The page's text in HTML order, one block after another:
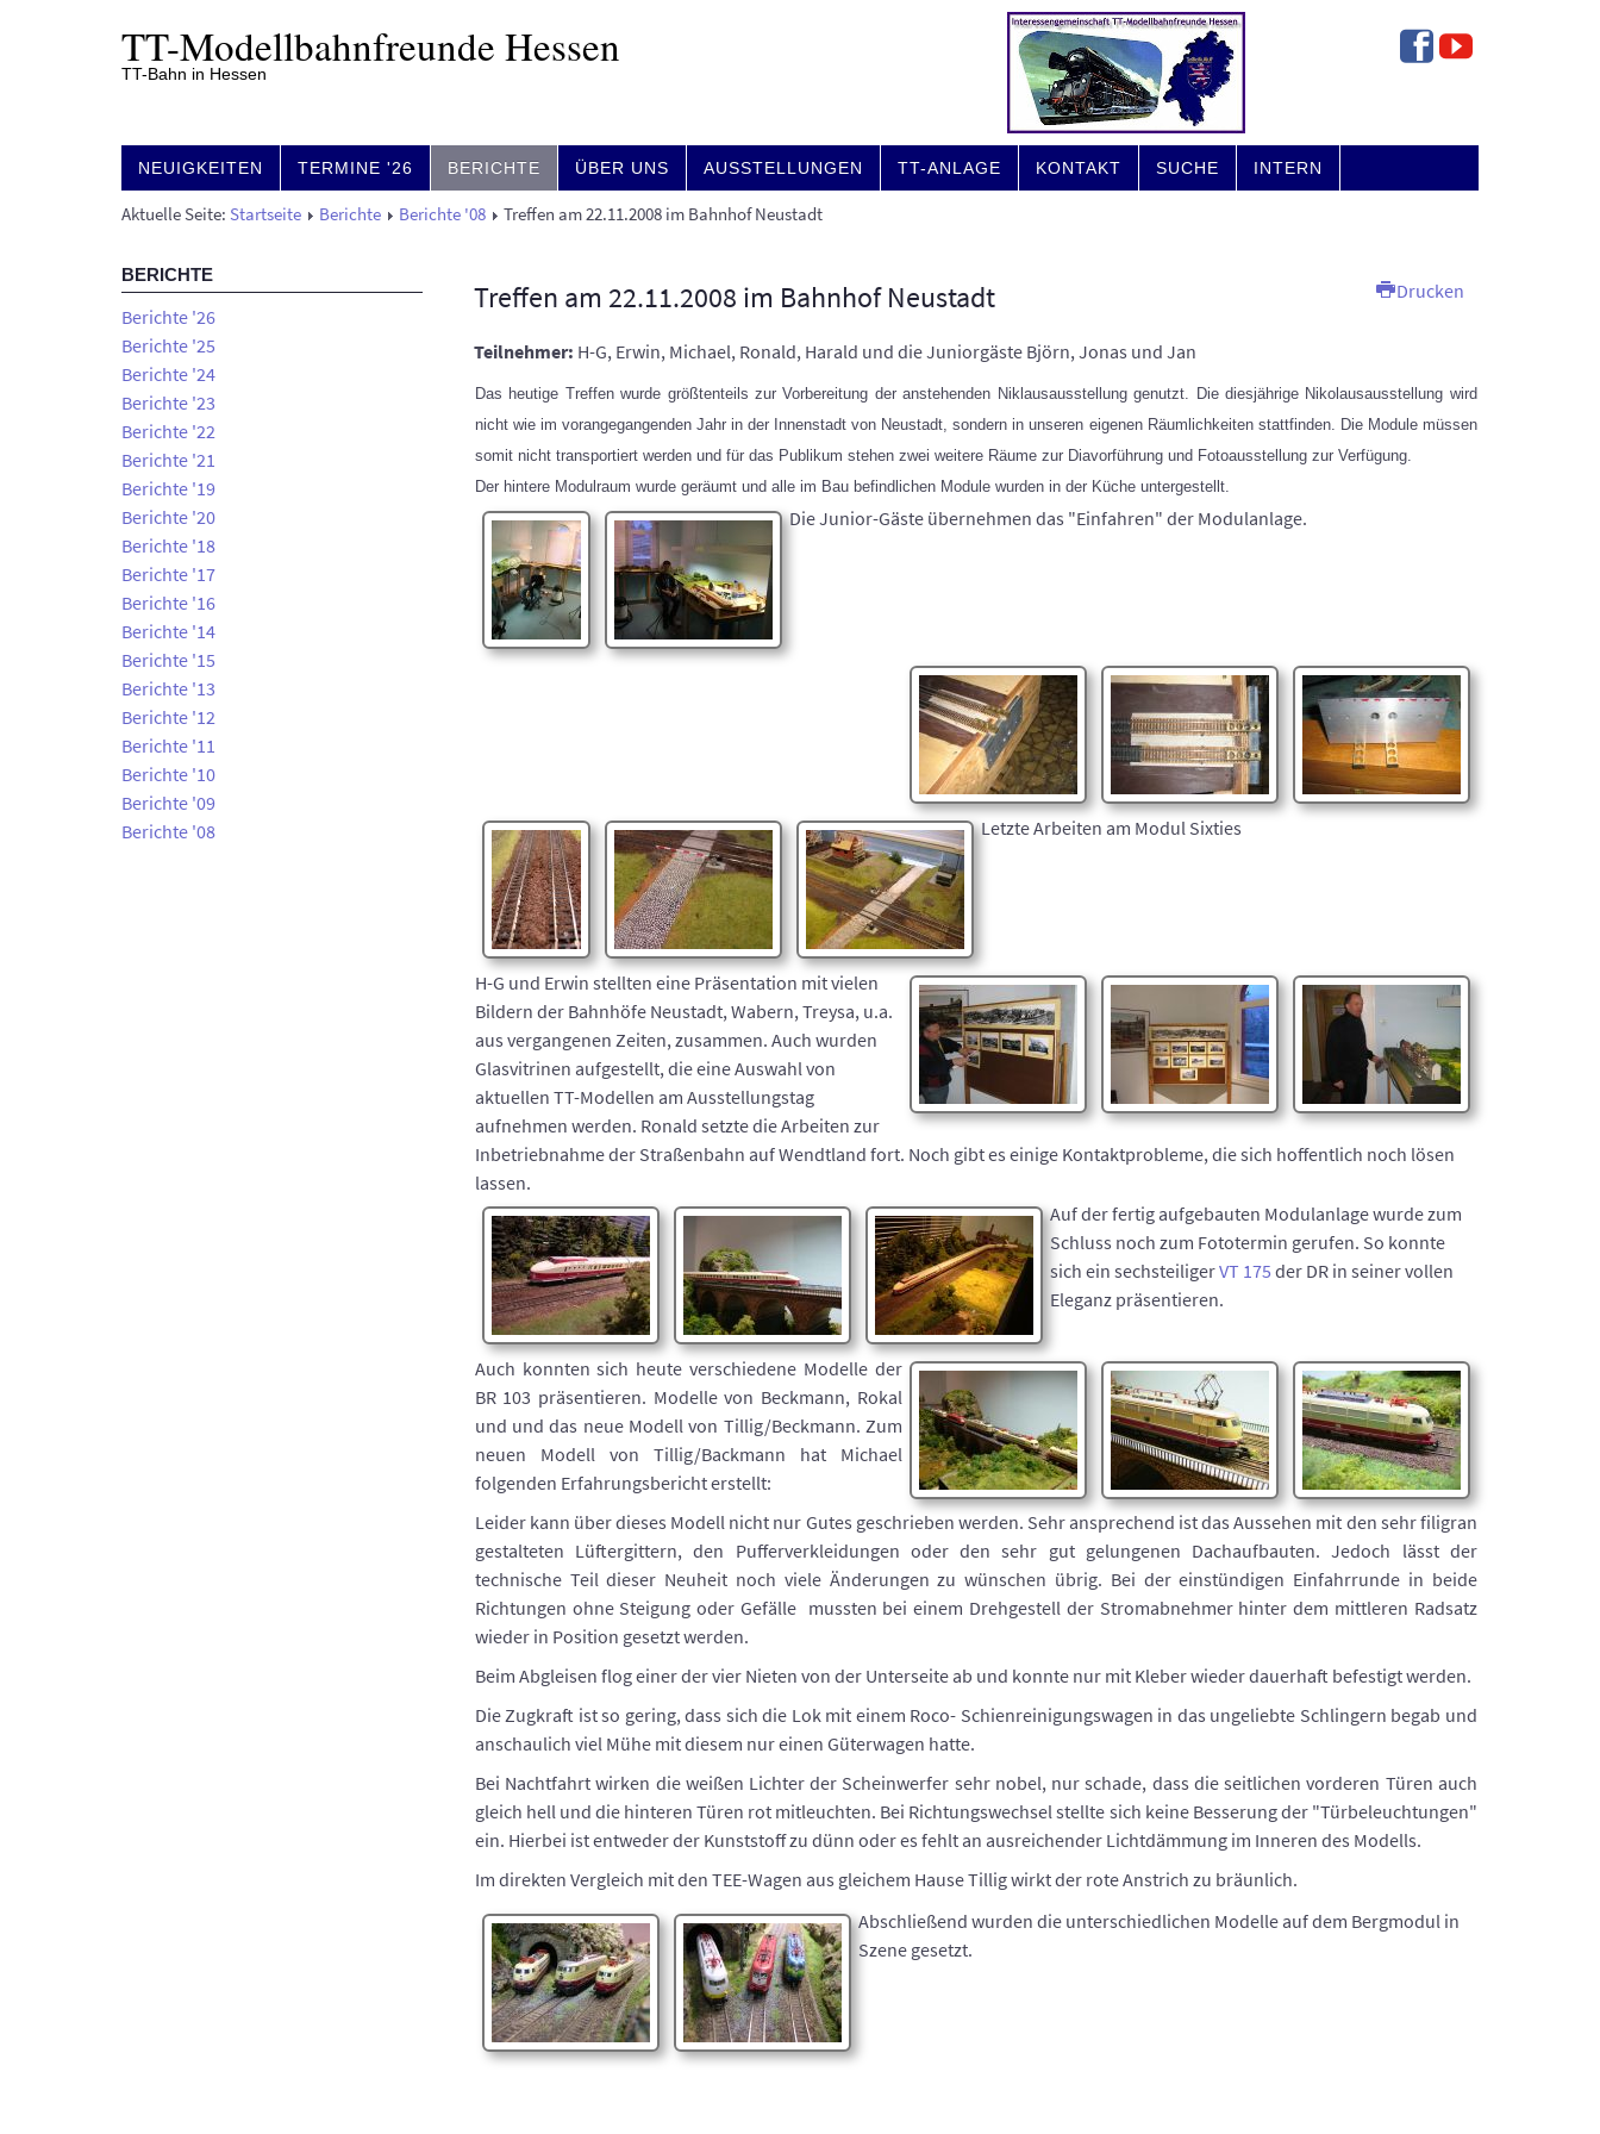
TT-Modell­bahn­freunde Hessen
TT-Bahn in Hessen
NEUIGKEITEN TERMINE '26 BERICHTE ÜBER UNS AUSSTELLUNGEN TT-ANLAGE KONTAKT SUCHE INTERN
Aktuelle Seite: Startseite Berichte Berichte '08 Treffen am 22.11.2008 im Bahnhof Neustadt
BERICHTE
Berichte '26
Berichte '25
Berichte '24
Berichte '23
Berichte '22
Berichte '21
Berichte '19
Berichte '20
Berichte '18
Berichte '17
Berichte '16
Berichte '14
Berichte '15
Berichte '13
Berichte '12
Berichte '11
Berichte '10
Berichte '09
Berichte '08
Drucken
Treffen am 22.11.2008 im Bahnhof Neustadt
Teilnehmer: H-G, Erwin, Michael, Ronald, Harald und die Juniorgäste Björn, Jonas und Jan
Das heutige Treffen wurde größtenteils zur Vorbereitung der anstehenden Niklausausstellung genutzt. Die diesjährige Nikolausausstellung wird
nicht wie im vorangegangenden Jahr in der Innenstadt von Neustadt, sondern in unseren eigenen Räumlichkeiten stattfinden. Die Module müssen
somit nicht transportiert werden und für das Publikum stehen zwei weitere Räume zur Diavorführung und Fotoausstellung zur Verfügung.
Der hintere Modulraum wurde geräumt und alle im Bau befindlichen Module wurden in der Küche untergestellt.
Die Junior-Gäste übernehmen das "Einfahren" der Modulanlage.
Letzte Arbeiten am Modul Sixties
H-G und Erwin stellten eine Präsentation mit vielen
Bildern der Bahnhöfe Neustadt, Wabern, Treysa, u.a.
aus vergangenen Zeiten, zusammen. Auch wurden
Glasvitrinen aufgestellt, die eine Auswahl von
aktuellen TT-Modellen am Ausstellungstag
aufnehmen werden. Ronald setzte die Arbeiten zur
Inbetriebnahme der Straßenbahn auf Wendtland fort. Noch gibt es einige Kontaktprobleme, die sich hoffentlich noch lösen
lassen.
Auf der fertig aufgebauten Modulanlage wurde zum
Schluss noch zum Fototermin gerufen. So konnte
sich ein sechsteiligerVT 175 der DR in seiner vollen
Eleganz präsentieren.
Auch konnten sich heute verschiedene Modelle der
BR 103 präsentieren. Modelle von Beckmann, Rokal
und und das neue Modell von Tillig/Beckmann. Zum
neuen Modell von Tillig/Backmann hat Michael
folgenden Erfahrungsbericht erstellt:
Leider kann über dieses Modell nicht nur Gutes geschrieben werden. Sehr ansprechend ist das Aussehen mit den sehr filigran
gestalteten Lüftergittern, den Pufferverkleidungen oder den sehr gut gelungenen Dachaufbauten. Jedoch lässt der
technische Teil dieser Neuheit noch viele Änderungen zu wünschen übrig. Bei der einstündigen Einfahrrunde in beide
Richtungen ohne Steigung oder Gefälle mussten bei einem Drehgestell der Stromabnehmer hinter dem mittleren Radsatz
wieder in Position gesetzt werden.
Beim Abgleisen flog einer der vier Nieten von der Unterseite ab und konnte nur mit Kleber wieder dauerhaft befestigt werden.
Die Zugkraft ist so gering, dass sich die Lok mit einem Roco- Schienreinigungswagen in das ungeliebte Schlingern begab und
anschaulich viel Mühe mit diesem nur einen Güterwagen hatte.
Bei Nachtfahrt wirken die weißen Lichter der Scheinwerfer sehr nobel, nur schade, dass die seitlichen vorderen Türen auch
gleich hell und die hinteren Türen rot mitleuchten. Bei Richtungswechsel stellte sich keine Besserung der "Türbeleuchtungen"
ein. Hierbei ist entweder der Kunststoff zu dünn oder es fehlt an ausreichender Lichtdämmung im Inneren des Modells.
Im direkten Vergleich mit den TEE-Wagen aus gleichem Hause Tillig wirkt der rote Anstrich zu bräunlich.
Abschließend wurden die unterschiedlichen Modelle auf dem Bergmodul in
Szene gesetzt.